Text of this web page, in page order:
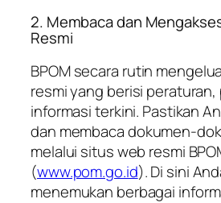
2. Membaca dan
Resmi
BPOM secara rutin
resmi yang berisi
informasi terkini. Pastikan
dan membaca dokumen-
melalui situs web resmi
(www.pom.go.id). Di sini
menemukan berbagai